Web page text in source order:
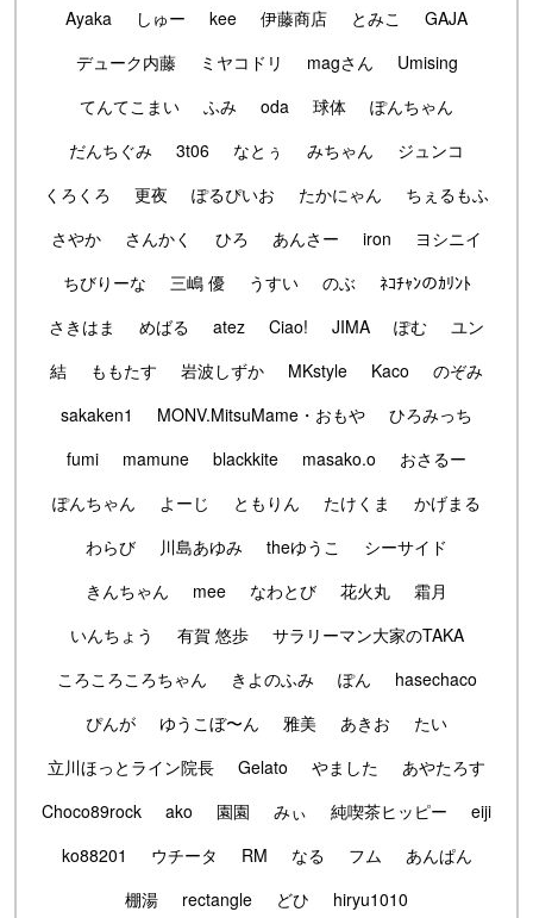
Ayaka
しゅー kee 伊藤商店 とみこ
GAJA
デューク内藤
ミヤコドリ magさん
Umising
てんてこまい
ふみ oda 球体
ぽんちゃん
だんちぐみ
3t06 なとぅ みちゃん
ジュンコ
くろくろ
更夜 ぽるぴいお たかにゃん
ちぇるもふ
さやか
さんかく ひろ あんさー iron
ヨシニイ
ちびりーな
三嶋 優 うすい のぶ
ﾈｺﾁｬﾝのｶﾘﾝﾄ
さきはま
めばる atez Ciao! JIMA ぽむ
ユン
結
ももたす 岩波しずか MKstyle Kaco
のぞみ
sakaken1
MONV.MitsuMame・おもや
ひろみっち
fumi
mamune blackkite masako.o
おさるー
ぽんちゃん
よーじ ともりん たけくま
かげまる
わらび
川島あゆみ theゆうこ
シーサイド
きんちゃん
mee なわとび 花火丸
霜月
いんちょう
有賀 悠歩
サラリーマン大家のTAKA
ころころころちゃん
きよのふみ ぽん
hasechaco
ぴんが
ゆうこぼ〜ん 雅美 あきお
たい
立川ほっとライン院長
Gelato やました
あやたろす
Choco89rock
ako 園園 みぃ 純喫茶ヒッピー
eiji
ko88201
ウチータ RM なる フム
あんぱん
棚湯
rectangle どひ hiryu1010